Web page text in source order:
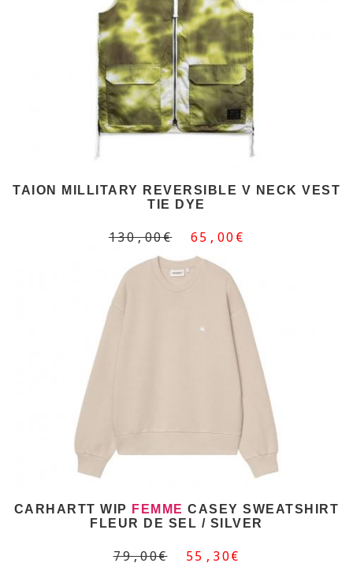
TAION MILLITARY REVERSIBLE V NECK VEST
TIE DYE
130,00€ 65,00€
CARHARTT WIP FEMME CASEY SWEATSHIRT
FLEUR DE SEL / SILVER
79,00€ 55,30€